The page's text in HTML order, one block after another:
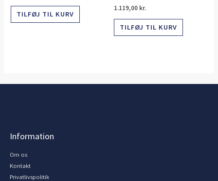
TILFØJ TIL KURV
1.119,00 kr.
TILFØJ TIL KURV
Information
Om os
Kontakt
Privatlivspolitik